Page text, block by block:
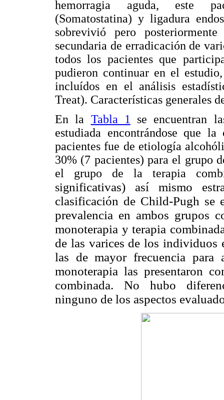
hemorragia aguda, este
(Somatostatina) y ligadura
sobrevivió pero
secundaria de erradicación de
todos los pacientes que
pudieron continuar en el
incluídos en el análisis
Treat). Características generales
En la Tabla 1 se encuentran
estudiada encontrándose que
pacientes fue de etiología
30% (7 pacientes) para el grupo
el grupo de la terapia
significativas) así mismo
clasificación de Child-Pugh se
prevalencia en ambos grupos
monoterapia y terapia
de las varices de los individuos
las de mayor frecuencia
monoterapia las presentaron
combinada. No hubo
ninguno de los aspectos